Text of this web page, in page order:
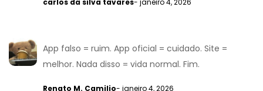
carlos da silva tavares- janeiro 4, 2026
App falso = ruim. App oficial = cuidado. Site =
melhor. Nada disso = vida normal. Fim.
Renato M. Camilio- janeiro 4, 2026